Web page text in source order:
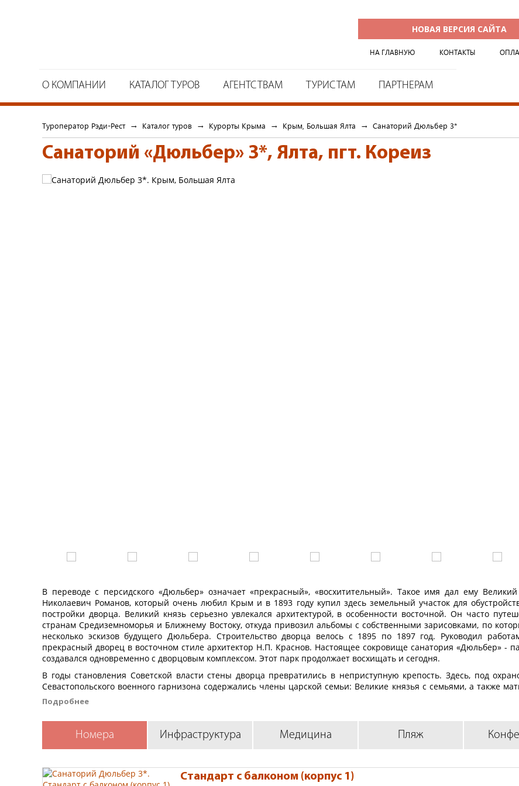
НОВАЯ ВЕРСИЯ САЙТА
О КОМПАНИИ КАТАЛОГ ТУРОВ АГЕНТСТВАМ ТУРИСТАМ ПАРТНЕРАМ
НА ГЛАВНУЮ КОНТАКТЫ
Туроператор Рэди-Рест → Каталог туров → Курорты Крыма → Крым, Большая Ялта → Cанаторий Дюльбер 3*
Санаторий «Дюльбер» 3*, Ялта, пгт. Кореиз
В переводе с персидского «Дюльбер» означает «прекрасный», «восхитительный». Такое имя дал ему
Николаевич Романов, который очень любил Крым и в 1893 году купил здесь земельный участок для
постройки дворца. Великий князь серьезно увлекался архитектурой, в особенности восточной. Он часто
странам Средиземноморья и Ближнему Востоку, откуда привозил альбомы с собственными зарисовками, по
несколько эскизов будущего Дюльбера. Строительство дворца велось с 1895 по 1897 год. Руководил
прекрасный дворец в восточном стиле архитектор Н.П. Краснов. Настоящее сокровище санатория «Дюльбер» -
создавался одновременно с дворцовым комплексом. Этот парк продолжает восхищать и сегодня.
В годы становления Советской власти стены дворца превратились в неприступную крепость. Здесь, под
Севастопольского военного гарнизона содержались члены царской семьи: Великие князья с семьями, а также
вдовствующая императрица Мария Федоровна. Это и спасло «крымскую группу» Романовых от печальной участи.
дворец «Дюльбер» стал одной из первых советских здравниц. В 1938 году, в том же стиле, что и дворец,
двухэтажный второй корпус здравницы, в 1977 году на берегу моря был построен десятиэтажный третий корпус.
Основной профиль лечения в санатории – общетерапевтический:
Лечение заболеваний сердечно-сосудистой системы.
Подробнее
Номера Инфраструктура Медицина Пляж
Стандарт с балконом (корпус 1)